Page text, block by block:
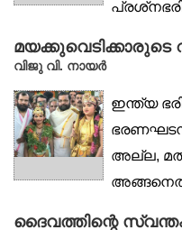
മയക്കുവെടിക്കാരുടെ
വിജു വി. നായര്‍
ഇന്ത്യ
അല്ല,
ദൈവത്തിന്റെ സ്വന്തം